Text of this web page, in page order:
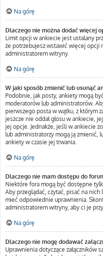
Na górę
Dlaczego nie można dodać więcej
Limit opcji w ankiecie jest ustalany
że potrzebujesz wstawić więcej opcji
administratorem witryny.
Na górę
W jaki sposób zmienić lub usunąć
Podobnie, jak posty, ankiety mogą
moderatorów lub administratorów.
pierwszego posta w wątku, z którym
jeszcze nie oddał głosu w ankiecie,
jej opcje. Jednakże, jeśli w ankiecie
lub administratorzy mogą ją zmienić,
ankiety w czasie jej trwania.
Na górę
Dlaczego nie mam dostępu do
Niektóre fora mogą być dostępne
Aby przeglądać, czytać, pisać na
mieć odpowiednie uprawnienia.
administratorem witryny, aby ci je
Na górę
Dlaczego nie mogę dodawać
Uprawnienia dotyczące załączników